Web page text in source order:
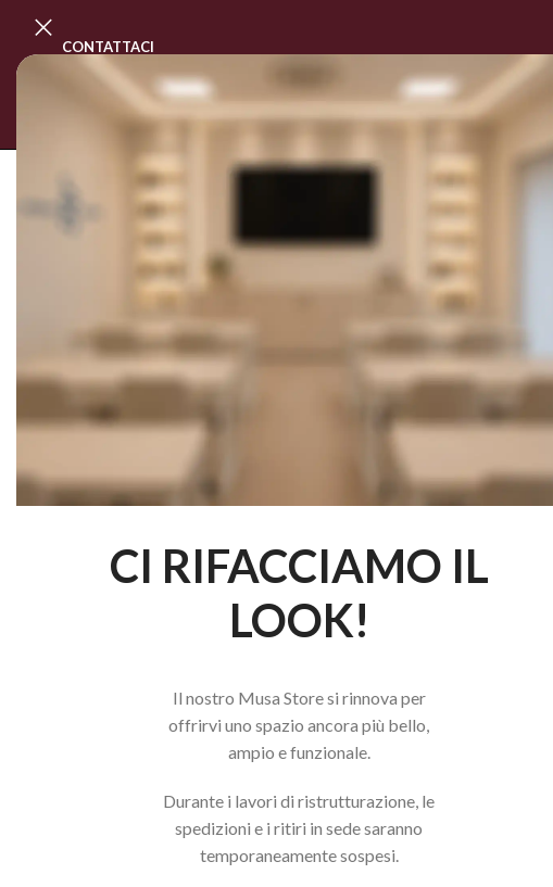
CI RIFACCIAMO IL
LOOK!
Il nostro Musa Store si rinnova per
offrirvi uno spazio ancora più bello,
ampio e funzionale.
Durante i lavori di ristrutturazione, le
spedizioni e i ritiri in sede saranno
temporaneamente sospesi.
CONTATTACI
PROGRAMMA MASTER CLASSCORSI ONLINE